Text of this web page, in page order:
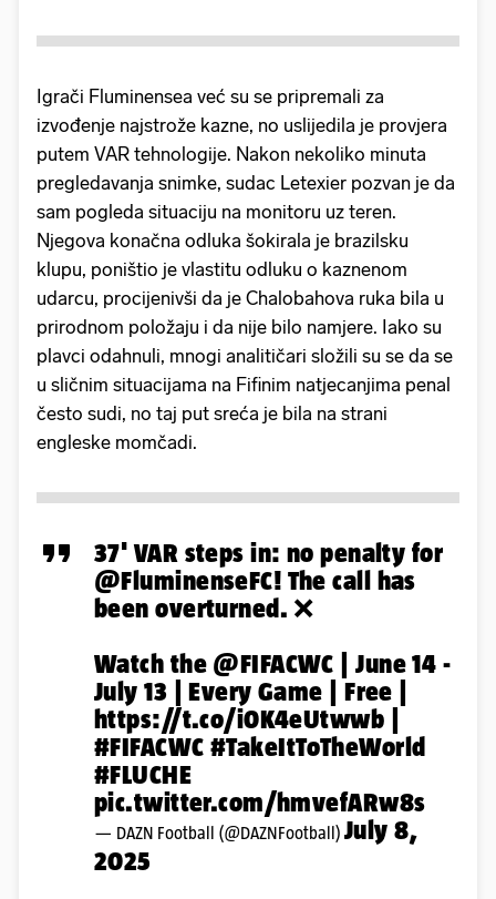
Igrači Fluminensea već su se pripremali za
izvođenje najstrože kazne, no uslijedila je provjera
putem VAR tehnologije. Nakon nekoliko minuta
pregledavanja snimke, sudac Letexier pozvan je da
sam pogleda situaciju na monitoru uz teren.
Njegova konačna odluka šokirala je brazilsku
klupu, poništio je vlastitu odluku o kaznenom
udarcu, procijenivši da je Chalobahova ruka bila u
prirodnom položaju i da nije bilo namjere. Iako su
plavci odahnuli, mnogi analitičari složili su se da se
u sličnim situacijama na Fifinim natjecanjima penal
često sudi, no taj put sreća je bila na strani
engleske momčadi.
37' VAR steps in: no penalty for
@FluminenseFC! The call has
been overturned. ❌
Watch the @FIFACWC | June 14 -
July 13 | Every Game | Free |
https://t.co/i0K4eUtwwb
#FIFACWC #TakeItToTheWorld
#FLUCHE
pic.twitter.com/hmvefARw8s
— DAZN Football (@DAZNFootball) July 8,
2025